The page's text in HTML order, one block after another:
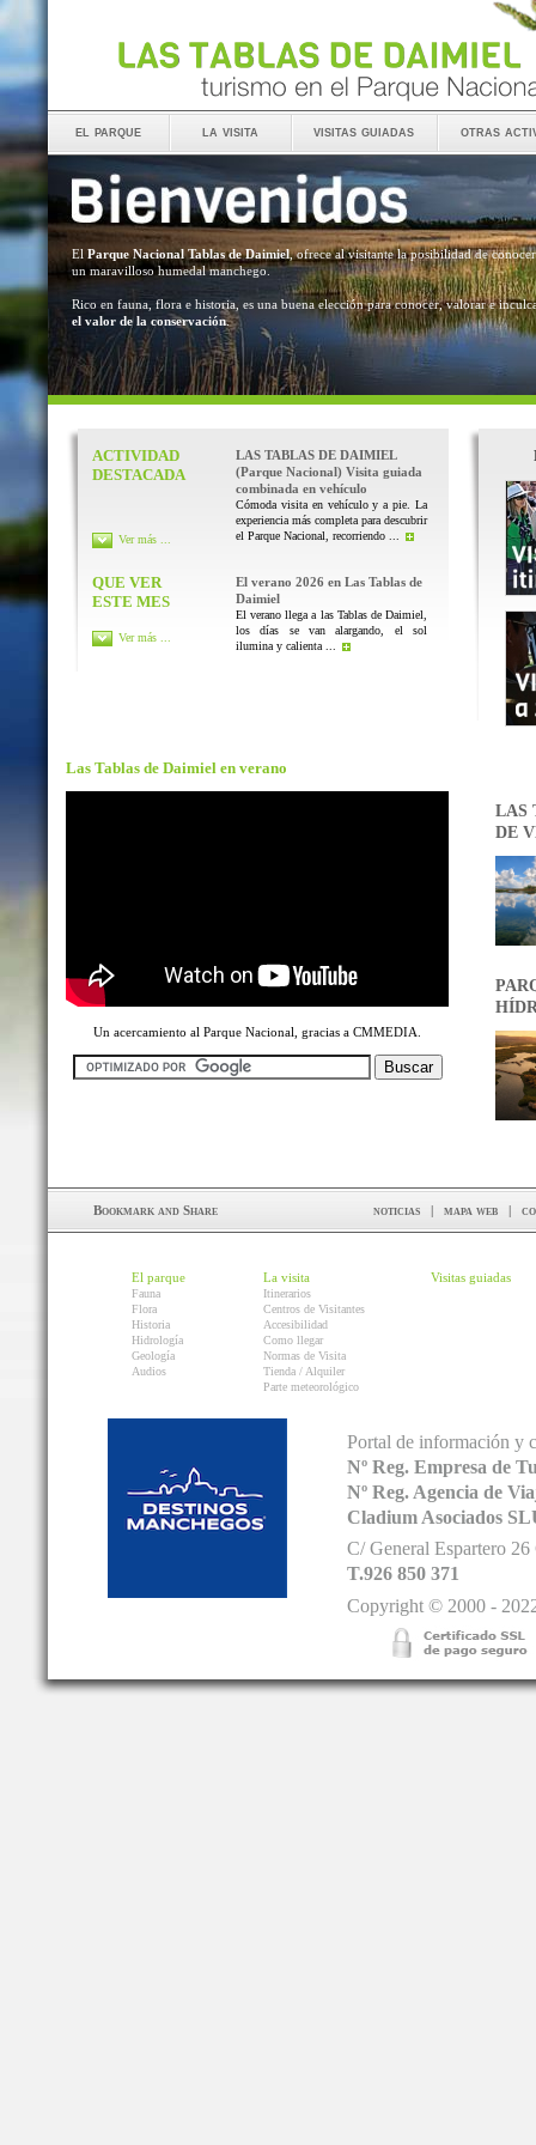
el parque la visita visitas guiadas otras
El Parque Nacional Tablas de Daimiel, ofrece al visitante la posibilidad de conocer
un maravilloso humedal manchego.
Rico en fauna, flora e historia, es una buena elección para conocer, valorar e
el valor de la conservación.
ACTIVIDAD
DESTACADA
LAS TABLAS DE DAIMIEL
(Parque Nacional) Visita guiada
combinada en vehículo
Cómoda visita en vehículo y a pie. La
experiencia más completa para descubrir
el Parque Nacional, recorriendo ...
Ver más ...
QUE VER
ESTE MES
El verano 2026 en Las Tablas de
Daimiel
El verano llega a las Tablas de Daimiel,
los días se van alargando, el sol
ilumina y calienta ...
Ver más ...
Las Tablas de Daimiel en verano
Un acercamiento al Parque Nacional, gracias a CMMEDIA.
LAS
DE
noticias | mapa web |
El parque
Fauna
Flora
Historia
Hidrología
Geología
Audios
La visita
Itinerarios
Centros de Visitantes
Accesibilidad
Como llegar
Normas de Visita
Tienda / Alquiler
Parte meteorológico
Visitas guiadas
Portal de información y
Nº Reg. Empresa de
Nº Reg. Agencia de
Cladium Asociados
C/ General Espartero
T.926 850 371
Copyright © 2000 -